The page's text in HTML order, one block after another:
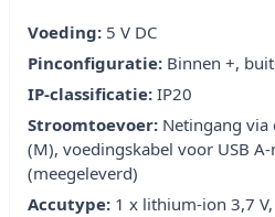
Voeding: 5 V DC
Pinconfiguratie: Binnen +,
IP-classificatie: IP20
Stroomtoevoer: Netingang via
(M), voedingskabel voor USB
(meegeleverd)
Accutype: 1 x lithium-ion 3,7